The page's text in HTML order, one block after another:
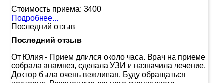
Стоимость приема: 3400
Подробнее...
Последний отзыв
Последний отзыв
От Юлия - Прием длился около часа. Врач на приеме
собрала анамнез, сделала УЗИ и назначила лечение.
Доктор была очень вежливая. Буду обращаться